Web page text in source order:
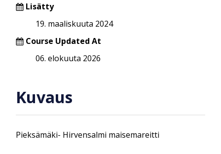
Lisätty
19. maaliskuuta 2024
Course Updated At
06. elokuuta 2026
Kuvaus
Pieksämäki- Hirvensalmi maisemareitti